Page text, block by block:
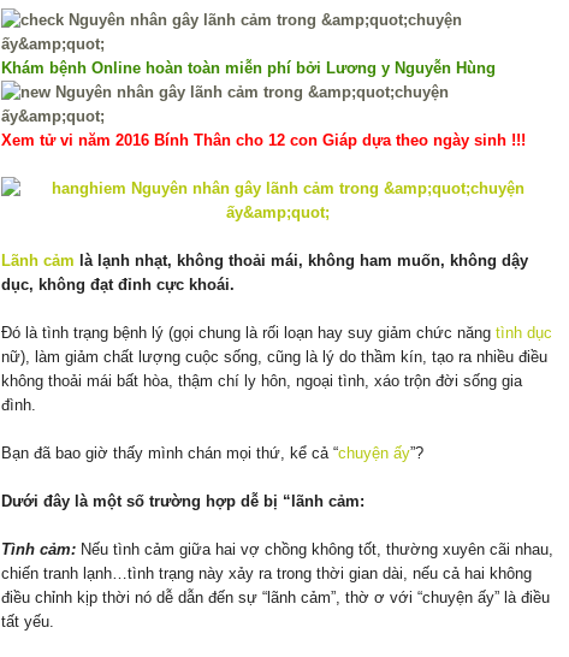
Khám bệnh Online hoàn toàn miễn phí bởi Lương y Nguyễn Hùng
Xem tử vi năm 2016 Bính Thân cho 12 con Giáp dựa theo ngày sinh !!!
Lãnh cảm là lạnh nhạt, không thoải mái, không ham muốn, không dậy
dục, không đạt đỉnh cực khoái.
Đó là tình trạng bệnh lý (gọi chung là rối loạn hay suy giảm chức năng tình dục
nữ), làm giảm chất lượng cuộc sống, cũng là lý do thầm kín, tạo ra nhiều điều
không thoải mái bất hòa, thậm chí ly hôn, ngoại tình, xáo trộn đời sống gia
đình.
Bạn đã bao giờ thấy mình chán mọi thứ, kể cả “chuyện ấy”?
Dưới đây là một số trường hợp dễ bị “lãnh cảm:
Tình cảm: Nếu tình cảm giữa hai vợ chồng không tốt, thường xuyên cãi nhau,
chiến tranh lạnh…tình trạng này xảy ra trong thời gian dài, nếu cả hai không
điều chỉnh kịp thời nó dễ dẫn đến sự “lãnh cảm”, thờ ơ với “chuyện ấy” là điều
tất yếu.